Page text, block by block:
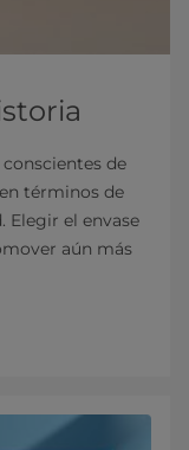
de
términos de
Elegir el envase
aún más